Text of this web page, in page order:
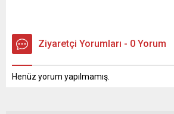
Ziyaretçi Yorumları - 0 Yorum
Henüz yorum yapılmamış.